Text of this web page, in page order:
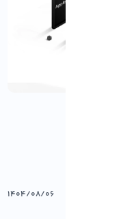
۱۴۰۴/۰۸/۰۶